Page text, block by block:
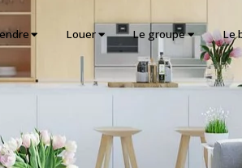
Louer Le groupe Le